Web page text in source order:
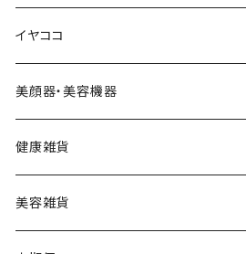
シャイニー
スムース
V3コンシーラー
HARIデイリークリーム
VSPICサンセラム
VSPIC C グロウミスト
Cクレンザー
Cクリーム
Cクレイパック
基本4種セット
羽根型
ウェーブ型
ロング
スティック
チューっとカット
カッティー
バーニー
ビタマイン
ヴィディアル・ニードリッチ
イヤココ
美顔器・美容機器
ビューティフェイススティック・リン
レーザー&EMSリフトブラシPRO2.0
健康雑貨
ストーンホットパット
美容雑貨